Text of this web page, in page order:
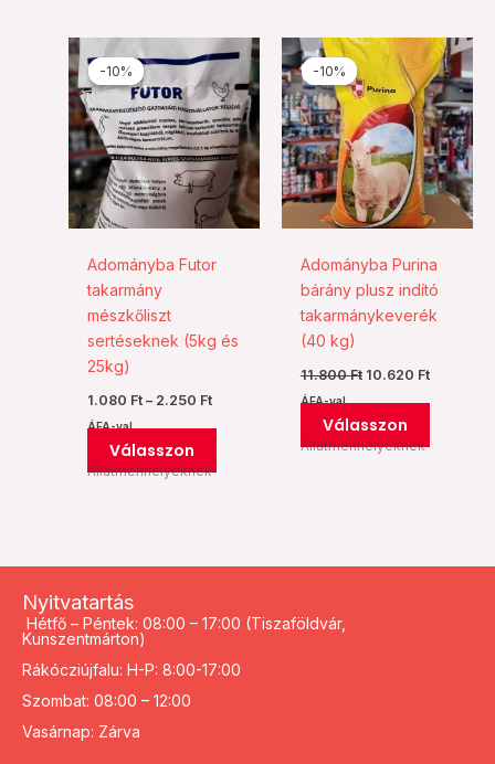
-10%
-10%
Adományba Futor
takarmány
mészkőliszt
sertéseknek (5kg és
25kg)
1.080 Ft – 2.250 Ft
Ártartomány:
1.080 Ft
-
2.250 Ft
ÁFA-val
Válasszon
Ennek
terméknek
több
variációja
van.
A
változatok
Állatmenhelyeknek
-10%
-10%
Adományba Purina
bárány plusz indító
takarmánykeverék
(40 kg)
11.800Ft
Original
price
was:
11.800 Ft.
10.620 Ft
Current
price
is:
10.620
ÁFA-val
Válasszon
Ennek
a
több
van.
A
Állatmenhelyeknek
Nyitvatartás
Hétfő – Péntek: 08:00 – 17:00 (Tiszaföldvár,
Kunszentmárton)
Rákócziújfalu: H-P: 8:00-17:00
Szombat: 08:00 – 12:00
Vasárnap: Zárva